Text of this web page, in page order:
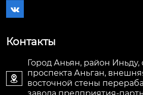

Контакты

Город Аньян, район Иньду,
проспекта Аньган,
восточной стены